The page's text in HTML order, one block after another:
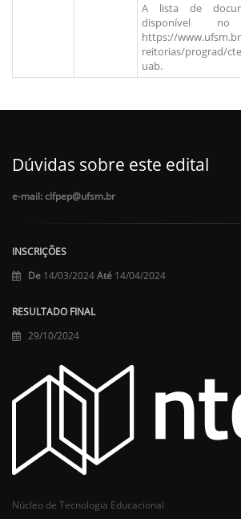
A lista de
disponível
https://
reitorias/prograd/
uab.
Dúvidas sobre este edital
e-mail: clfpep@ufsm.br
INSCRIÇÕES
De 14/03/2024Até 14/04/2024
RESULTADO FINAL
29/10/2024
Núcleo de Tecnologia Educacional